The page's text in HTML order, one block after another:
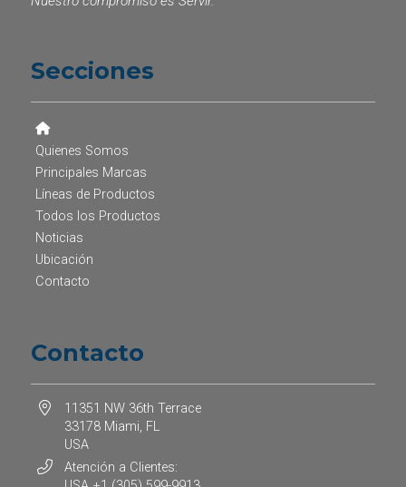
Secciones
Quienes Somos
Principales Marcas
Líneas de Productos
Todos los Productos
Noticias
Ubicación
Contacto
Contacto
11351 NW 36th Terrace
33178 Miami, FL
USA
Atención a Clientes: